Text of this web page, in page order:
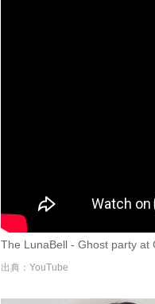
The LunaBell - Ghost party at
出典：YouTube